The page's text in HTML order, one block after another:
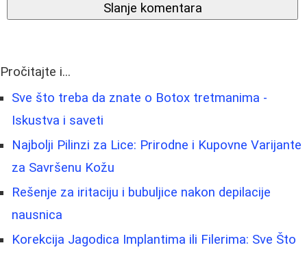
Slanje komentara
Pročitajte i...
Sve što treba da znate o Botox tretmanima -
Iskustva i saveti
Najbolji Pilinzi za Lice: Prirodne i Kupovne Varijante
za Savršenu Kožu
Rešenje za iritaciju i bubuljice nakon depilacije
nausnica
Korekcija Jagodica Implantima ili Filerima: Sve Što